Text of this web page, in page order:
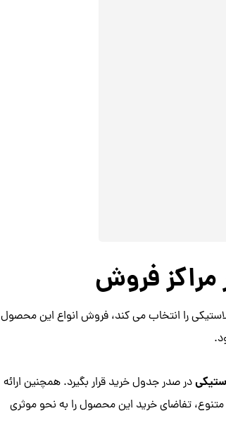
فروش
را انتخاب می کند، فروش انواع این محصول
در صدر جدول خرید قرار بگیرد. همچنین ارائه
تفاضای خرید این محصول را به نحو موثری